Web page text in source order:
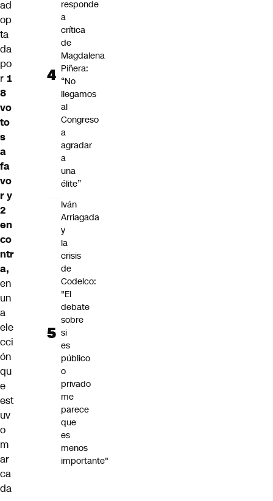
ad
op
ta
da
po
r 1
8
vo
to
s
a
fa
vo
r y
2
en
co
ntr
a,
en
un
a
ele
cci
ón
qu
e
est
uv
o
m
ar
ca
da
responde
a
crítica
de
Magdalena
Piñera:
“No
llegamos
al
Congreso
a
agradar
a
una
élite”
Iván
Arriagada
y
la
crisis
de
Codelco:
"El
debate
sobre
si
es
público
o
privado
me
parece
que
es
menos
importante"